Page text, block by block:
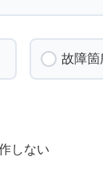
故障箇
しない